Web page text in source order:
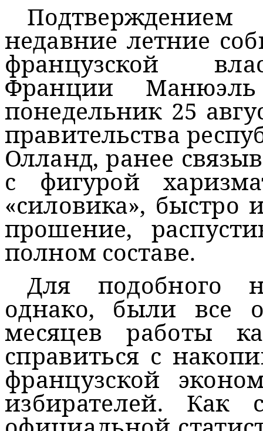
недавние летние
французской
Франции
понедельник 25
правительства
Олланд, ранее
с фигурой
«силовика», быстро
прошение,
полном составе.
Для подобного
однако, были все
месяцев работы
справиться с
французской
избирателей. Как